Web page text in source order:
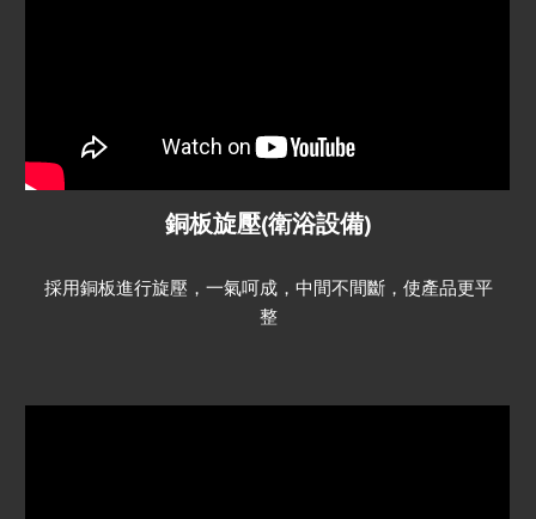
銅板旋壓(衛浴設備)
採用銅板進行旋壓，一氣呵成，中間不間斷，使產品更平
整